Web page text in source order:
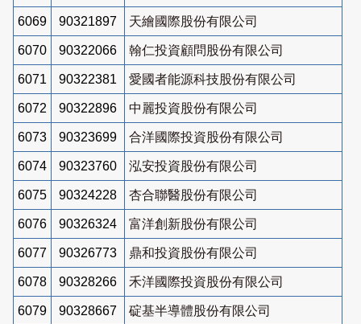
6069 90321897 天繪國際股份有限公司
6070 90322066 翰仁投資顧問股份有限公司
6071 90322381 愛國者能源科技股份有限公司
6072 90322896 中麗投資股份有限公司
6073 90323699 合洋國際投資股份有限公司
6074 90323760 泓安投資股份有限公司
6075 90324228 杏合聯醫股份有限公司
6076 90326324 富洋創新股份有限公司
6077 90326773 鼎和投資股份有限公司
6078 90328266 禾洋國際投資股份有限公司
6079 90328667 碇基半導體股份有限公司